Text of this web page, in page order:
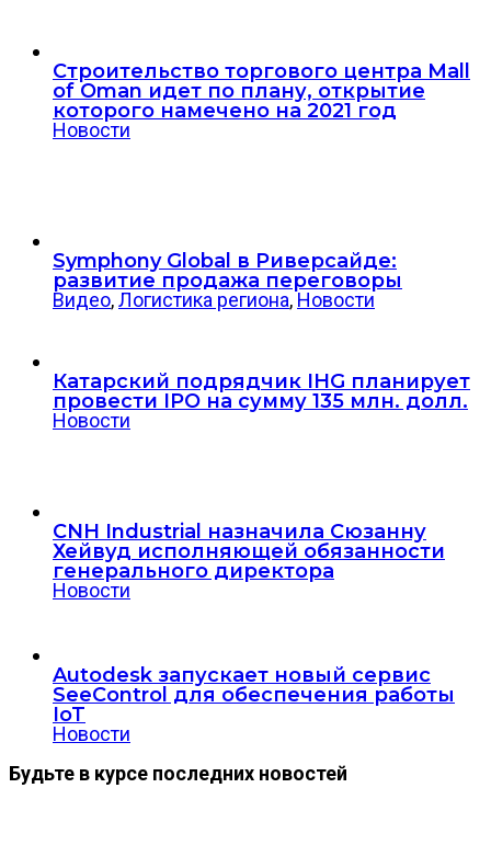
Строительство торгового центра Mall
of Oman идет по плану, открытие
которого намечено на 2021 год
Новости
Symphony Global в Риверсайде:
развитие продажа переговоры
Видео,Логистика региона, Новости
Катарский подрядчик IHG планирует
провести IPO на сумму 135 млн. долл.
Новости
CNH Industrial назначила Сюзанну
Хейвуд исполняющей обязанности
генерального директора
Новости
Autodesk запускает новый сервис
SeeControl для обеспечения работы
IoT
Новости
Будьте в курсе последних новостей